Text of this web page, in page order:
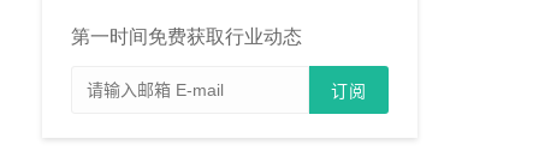
第一时间免费获取行业动态